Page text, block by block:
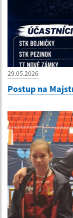
29.05.2026
Postup na